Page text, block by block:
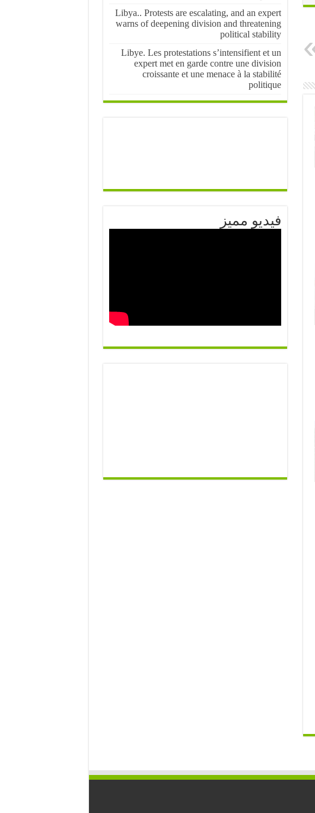
Libya.. Protests are escalating, and an expert
warns of deepening division and threatening
political stability
Libye. Les protestations s’intensifient et un
expert met en garde contre une division
croissante et une menace à la stabilité
politique
فيديو مميز